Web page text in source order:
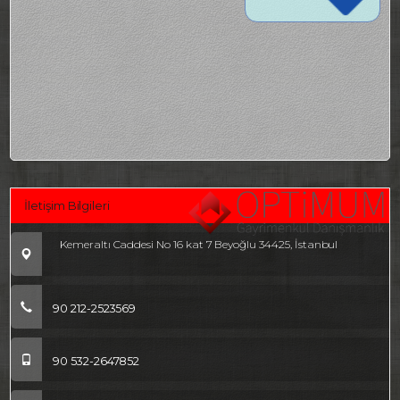
İletişim Bilgileri
Kemeraltı Caddesi No 16 kat 7 Beyoğlu 34425, İstanbul
90 212-2523569
90 532-2647852